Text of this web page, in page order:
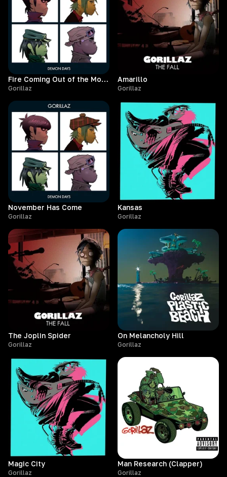
Fire Coming Out of the Monkey's Head
Gorillaz
Amarillo
Gorillaz
November Has Come
Gorillaz
Kansas
Gorillaz
The Joplin Spider
Gorillaz
On Melancholy Hill
Gorillaz
Magic City
Gorillaz
Man Research (Clapper)
Gorillaz